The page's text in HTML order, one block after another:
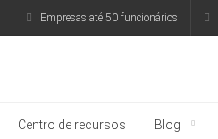
Empresas até 50 funcionários
Centro de recursos Blog